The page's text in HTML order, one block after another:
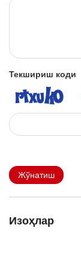
Текшириш коди
Жўнатиш
Изоҳлар